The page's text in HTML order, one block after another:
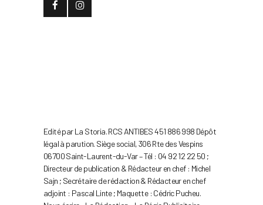
Edité par La Storia. RCS ANTIBES 451 886 998 Dépôt
légal à parution. Siège social, 306 Rte des Vespins
06700 Saint-Laurent-du-Var – Tél : 04 92 12 22 50 ;
Directeur de publication & Rédacteur en chef : Michel
Sajn ; Secrétaire de rédaction & Rédacteur en chef
adjoint : Pascal Linte ; Maquette : Cédric Pucheu.